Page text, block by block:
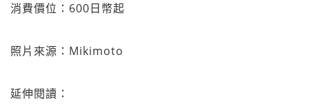
消費價位：600日幣起
照片來源：Mikimoto
延伸閱讀：